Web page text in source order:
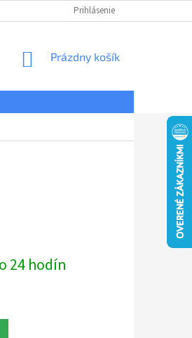
OSOBNÝCH ÚDAJOV REKLAMÁCIE
Prihlásenie
NÁKUPNÝ
Prázdny košík
24 hodín